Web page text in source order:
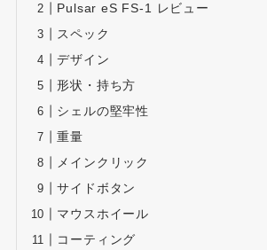
Pulsar eS FS-1 レビュー
スペック
デザイン
形状・持ち方
シェルの堅牢性
重量
メインクリック
サイドボタン
マウスホイール
コーティング